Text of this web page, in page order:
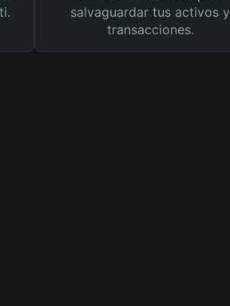
salvaguardar tus activos y
transacciones.